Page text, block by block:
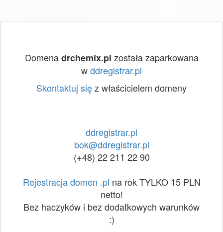
Domenadrchemix.pl została zaparkowana
wddregistrar.pl
Skontaktuj sięz właścicielem domeny
ddregistrar.pl
bok@ddregistrar.pl
(+48) 22 211 22 90
Rejestracja domen .pl na rok TYLKO 15 PLN
netto!
Bez haczyków i bez dodatkowych warunków
:)